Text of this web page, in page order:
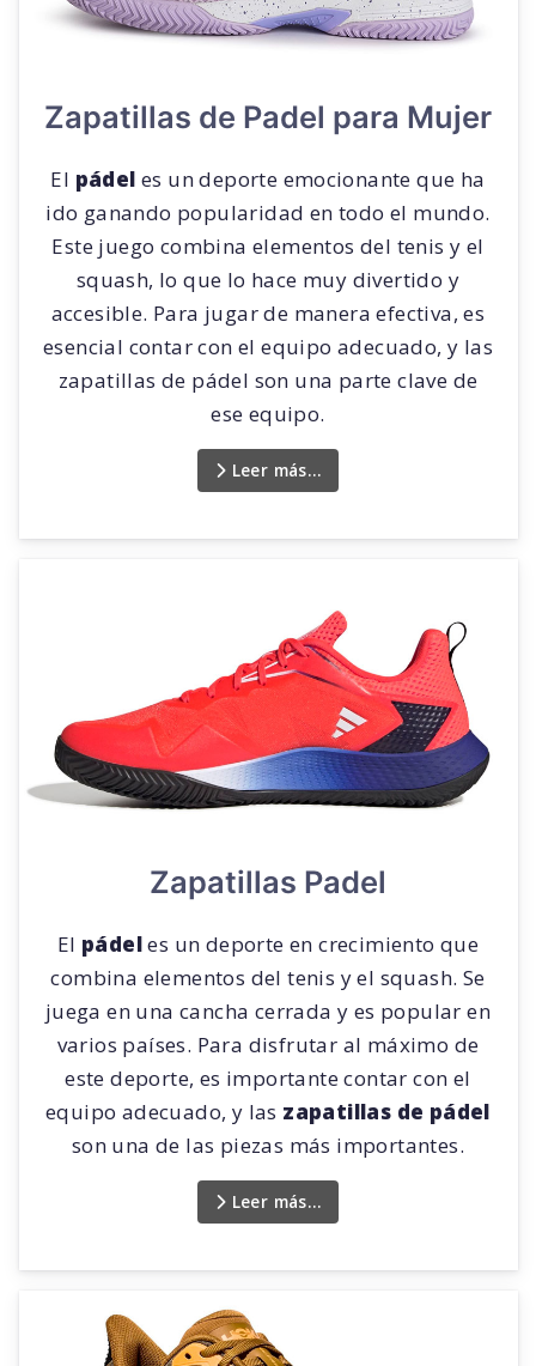
Zapatillas de Padel para Mujer
El pádel es un deporte emocionante que ha
ido ganando popularidad en todo el mundo.
Este juego combina elementos del tenis y el
squash, lo que lo hace muy divertido y
accesible. Para jugar de manera efectiva, es
esencial contar con el equipo adecuado, y las
zapatillas de pádel son una parte clave de
ese equipo.
Leer más…
Zapatillas Padel
El pádeles un deporte en crecimiento que
combina elementos del tenis y el squash. Se
juega en una cancha cerrada y es popular en
varios países. Para disfrutar al máximo de
este deporte, es importante contar con el
equipo adecuado, y las zapatillas de pádel
son una de las piezas más importantes.
Leer más…